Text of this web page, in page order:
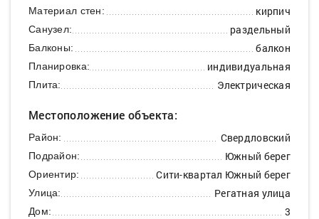
Материал стен: кирпич
Санузел: раздельный
Балконы: балкон
Планировка: индивидуальная
Плита: Электрическая
Местоположение объекта:
Район: Свердловский
Подрайон: Южный берег
Ориентир: Сити-квартал Южный берег
Улица: Регатная улица
Дом: 3